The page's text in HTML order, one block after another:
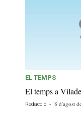
EL TEMPS
El temps a
Redacció - 8 d'agost